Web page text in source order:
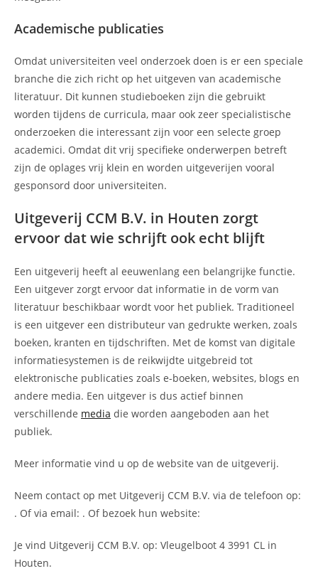
Academische publicaties
Omdat universiteiten veel onderzoek doen is er een speciale
branche die zich richt op het uitgeven van academische
literatuur. Dit kunnen studieboeken zijn die gebruikt
worden tijdens de curricula, maar ook zeer specialistische
onderzoeken die interessant zijn voor een selecte groep
academici. Omdat dit vrij specifieke onderwerpen betreft
zijn de oplages vrij klein en worden uitgeverijen vooral
gesponsord door universiteiten.
Uitgeverij CCM B.V. in Houten zorgt
ervoor dat wie schrijft ook echt blijft
Een uitgeverij heeft al eeuwenlang een belangrijke functie.
Een uitgever zorgt ervoor dat informatie in de vorm van
literatuur beschikbaar wordt voor het publiek. Traditioneel
is een uitgever een distributeur van gedrukte werken, zoals
boeken, kranten en tijdschriften. Met de komst van digitale
informatiesystemen is de reikwijdte uitgebreid tot
elektronische publicaties zoals e-boeken, websites, blogs en
andere media. Een uitgever is dus actief binnen
verschillende media die worden aangeboden aan het
publiek.
Meer informatie vind u op de website van de uitgeverij.
Neem contact op met Uitgeverij CCM B.V. via de telefoon op:
. Of via email: . Of bezoek hun website:
Je vind Uitgeverij CCM B.V. op: Vleugelboot 4 3991 CL in
Houten.